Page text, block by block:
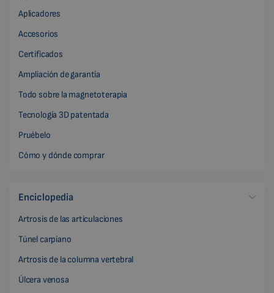
Aplicadores
Accesorios
Certificados
Ampliación de garantía
Todo sobre la magnetoterapia
Tecnología 3D patentada
Pruébelo
Cómo y dónde comprar
Enciclopedia
Artrosis de las articulaciones
Túnel carpiano
Artrosis de la columna vertebral
Úlcera venosa